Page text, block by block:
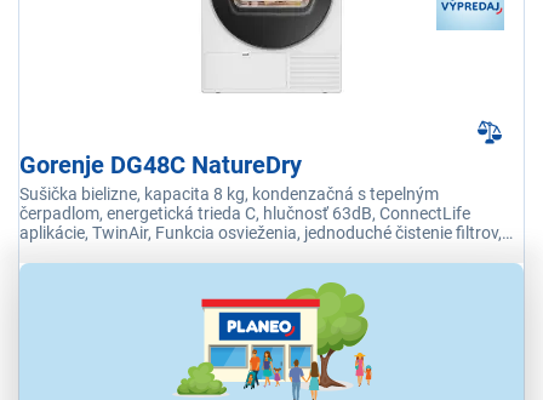
Gorenje DG48C NatureDry
Sušička bielizne, kapacita 8 kg, kondenzačná s tepelným
čerpadlom, energetická trieda C, hlučnosť 63dB, ConnectLife
aplikácie, TwinAir, Funkcia osvieženia, jednoduché čistenie filtrov,
LETO15